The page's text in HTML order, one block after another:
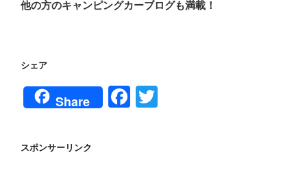
他の方のキャンピングカーブログも満載！
シェア
Share
F
スポンサーリンク